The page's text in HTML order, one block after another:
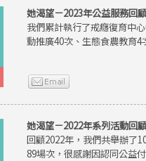
她渴望－2023年公益服務回
我們累計執行了戒癮復育中
動推廣40次、生態食農教育4
她渴望－2022年系列活動回顧
回顧2022年，我們共舉辦了
89場次，很感謝因認同公益